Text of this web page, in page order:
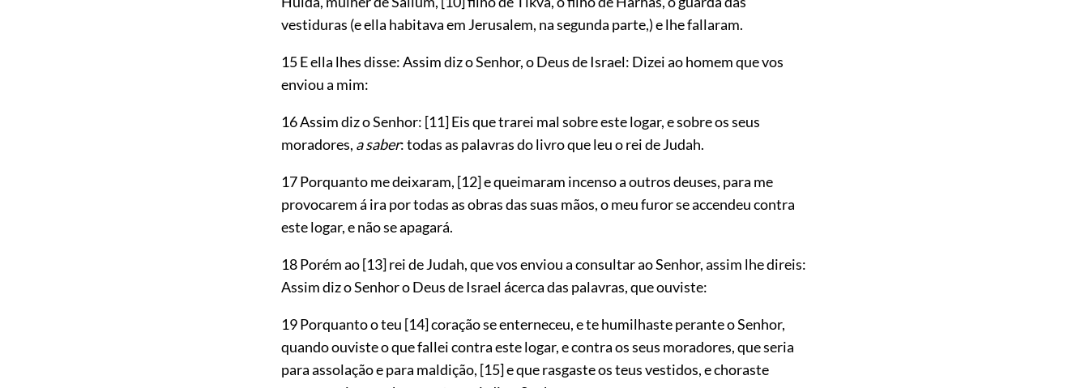
vestiduras (e ella habitava em Jerusalem, na segunda parte,) e lhe fallaram.
15 E ella lhes disse: Assim diz o Senhor, o Deus de Israel: Dizei ao homem que vos
enviou a mim:
16 Assim diz o Senhor: [11]Eis que trarei mal sobre este logar, e sobre os seus
moradores, a saber: todas as palavras do livro que leu o rei de Judah.
17 Porquanto me deixaram, [12]e queimaram incenso a outros deuses, para me
provocarem á ira por todas as obras das suas mãos, o meu furor se accendeu contra
este logar, e não se apagará.
18 Porém ao[13]rei de Judah, que vos enviou a consultar ao Senhor, assim lhe direis:
Assim diz o Senhor o Deus de Israel ácerca das palavras, que ouviste:
19 Porquanto o teu [14]coração se enterneceu, e te humilhaste perante o Senhor,
quando ouviste o que fallei contra este logar, e contra os seus moradores, que seria
para assolação e para maldição, [15]e que rasgaste osteus vestidos, e choraste